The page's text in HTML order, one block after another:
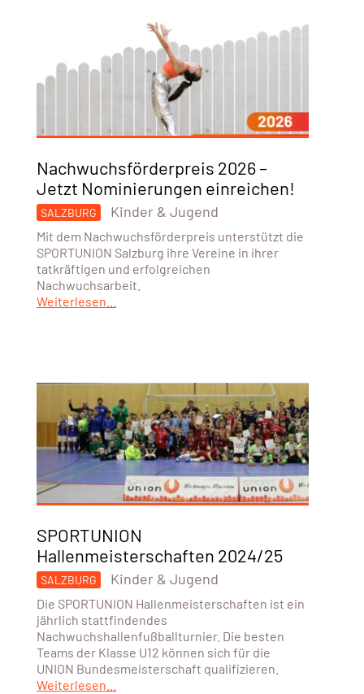
Nachwuchsförderpreis 2026 –
Jetzt Nominierungen einreichen!
SALZBURG Kinder & Jugend
Mit dem Nachwuchsförderpreis unterstützt die
SPORTUNION Salzburg ihre Vereine in ihrer
tatkräftigen und erfolgreichen
Nachwuchsarbeit.
Weiterlesen...
SPORTUNION
Hallenmeisterschaften 2024/25
SALZBURG Kinder & Jugend
Die SPORTUNION Hallenmeisterschaften ist ein
jährlich stattfindendes
Nachwuchshallenfußballturnier. Die besten
Teams der Klasse U12 können sich für die
UNION Bundesmeisterschaft qualifizieren.
Weiterlesen...